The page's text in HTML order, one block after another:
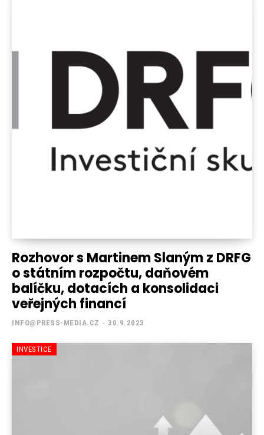
Rozhovor s Martinem Slaným z DRFG
o státním rozpočtu, daňovém
balíčku, dotacích a konsolidaci
veřejných financí
INFO@PRESS-MEDIA.CZ - 30.9.2023
INVESTICE